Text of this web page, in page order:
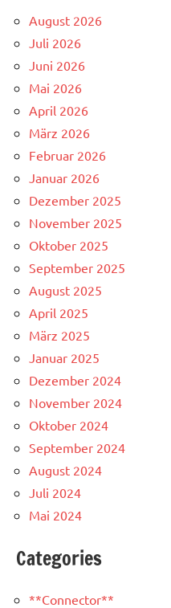
August 2026
Juli 2026
Juni 2026
Mai 2026
April 2026
März 2026
Februar 2026
Januar 2026
Dezember 2025
November 2025
Oktober 2025
September 2025
August 2025
April 2025
März 2025
Januar 2025
Dezember 2024
November 2024
Oktober 2024
September 2024
August 2024
Juli 2024
Mai 2024
Categories
**Connector**